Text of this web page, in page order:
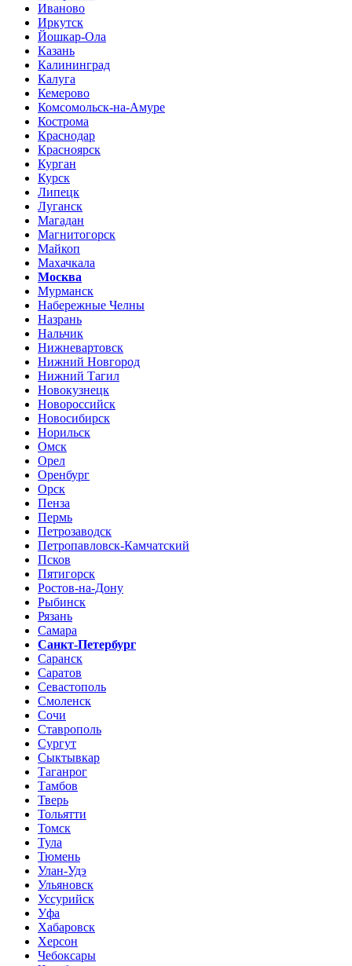
Иваново
Иркутск
Йошкар-Ола
Казань
Калининград
Калуга
Кемерово
Комсомольск-на-Амуре
Кострома
Краснодар
Красноярск
Курган
Курск
Липецк
Луганск
Магадан
Магнитогорск
Майкоп
Махачкала
Москва
Мурманск
Набережные Челны
Назрань
Нальчик
Нижневартовск
Нижний Новгород
Нижний Тагил
Новокузнецк
Новороссийск
Новосибирск
Норильск
Омск
Орел
Оренбург
Орск
Пенза
Пермь
Петрозаводск
Петропавловск-Камчатский
Псков
Пятигорск
Ростов-на-Дону
Рыбинск
Рязань
Самара
Санкт-Петербург
Саранск
Саратов
Севастополь
Смоленск
Сочи
Ставрополь
Сургут
Сыктывкар
Таганрог
Тамбов
Тверь
Тольятти
Томск
Тула
Тюмень
Улан-Удэ
Ульяновск
Уссурийск
Уфа
Хабаровск
Херсон
Чебоксары